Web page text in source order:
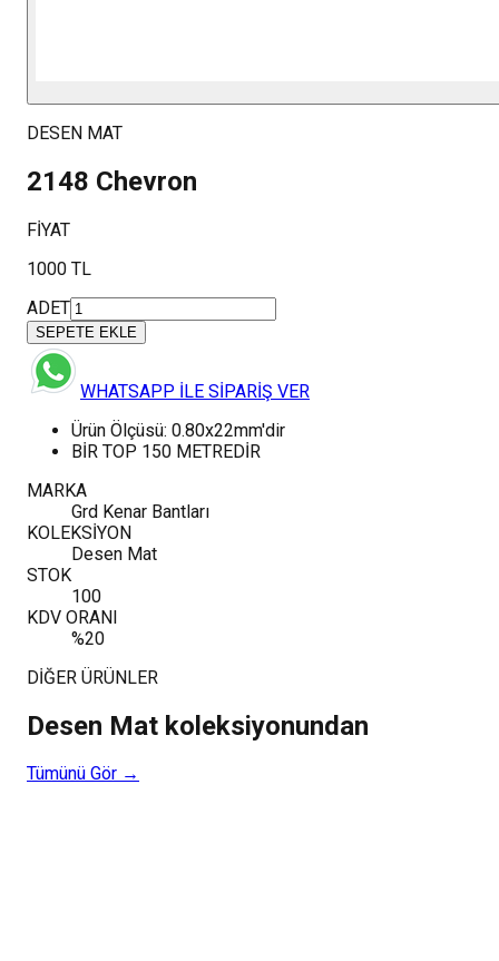
DESEN MAT
2148 Chevron
FİYAT
1000 TL
ADET
SEPETE EKLE
WHATSAPP İLE SİPARİŞ VER
Ürün Ölçüsü: 0.80x22mm'dir
BİR TOP 150 METREDİR
MARKA
Grd Kenar Bantları
KOLEKSİYON
Desen Mat
STOK
100
KDV ORANI
%20
DİĞER ÜRÜNLER
Desen Mat koleksiyonundan
Tümünü Gör →